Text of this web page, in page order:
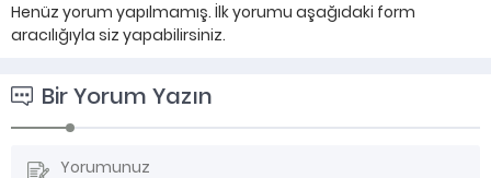
Henüz yorum yapılmamış. İlk yorumu aşağıdaki form
aracılığıyla siz yapabilirsiniz.
Bir Yorum Yazın